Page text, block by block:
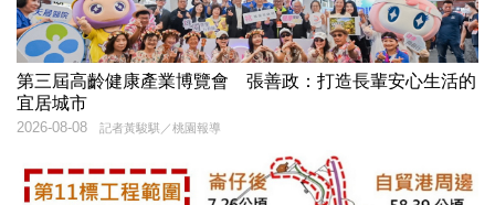
第三屆高齡健康產業博覽會 張善政：打造長輩安心生活的
宜居城市
記者黃駿騏／桃園報導
2026-08-08